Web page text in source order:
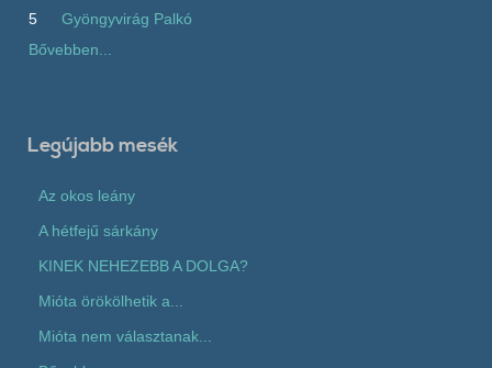
5
Gyöngyvirág Palkó
Bővebben...
Legújabb mesék
Az okos leány
A hétfejű sárkány
KINEK NEHEZEBB A DOLGA?
Mióta örökölhetik a...
Mióta nem választanak...